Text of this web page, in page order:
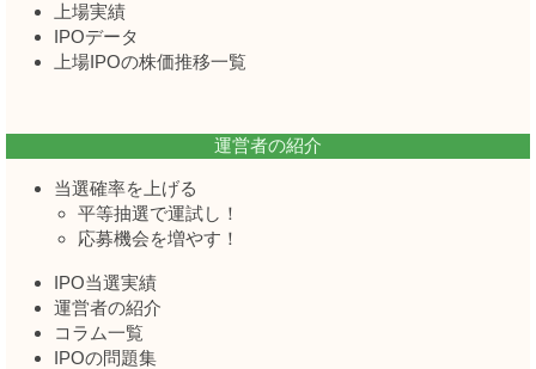
上場実績
IPOデータ
上場IPOの株価推移一覧
運営者の紹介
当選確率を上げる
平等抽選で運試し！
応募機会を増やす！
IPO当選実績
運営者の紹介
コラム一覧
IPOの問題集